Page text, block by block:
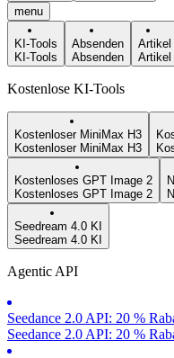
menu
KI-Tools
KI-Tools
Absenden
Absenden
Artikel
Artikel
Kostenlose KI-Tools
Kostenloser MiniMax H3
Kostenloser MiniMax H3
Kostenloses GPT Image 2
Kostenloses GPT Image 2
Seedream 4.0 KI
Seedream 4.0 KI
Agentic API
Seedance 2.0 API: 20 %
Seedance 2.0 API: 20 %